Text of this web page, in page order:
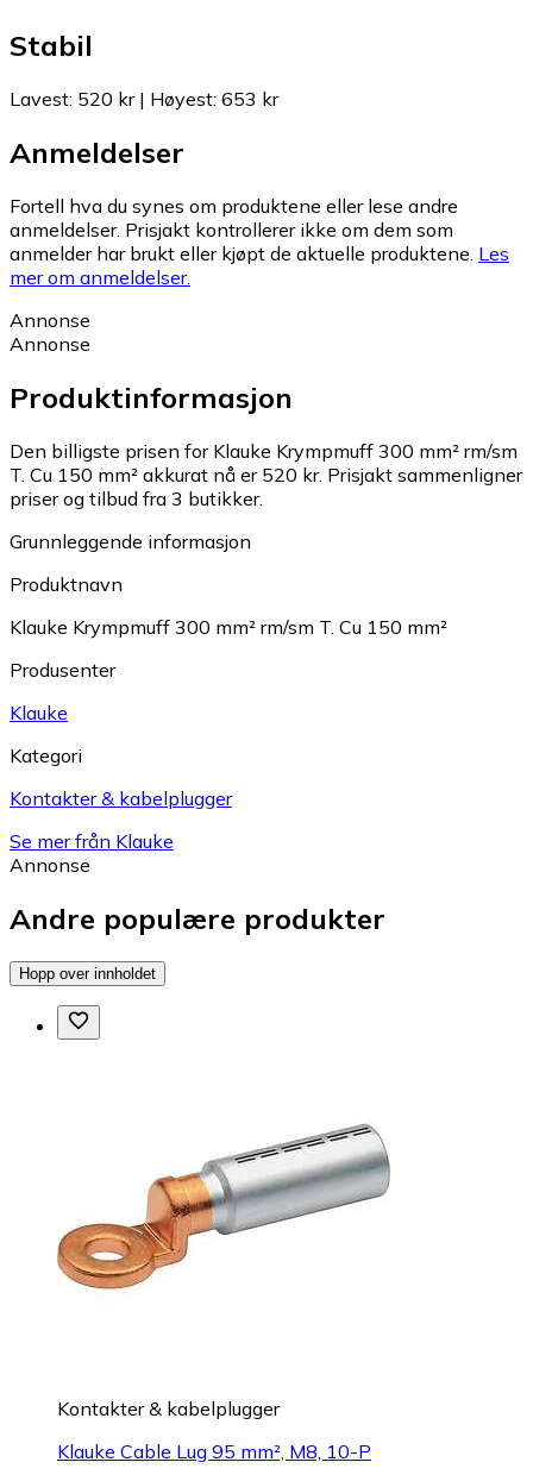
Stabil
Lavest: 520 kr| Høyest: 653 kr
Anmeldelser
Fortell hva du synes om produktene eller lese andre
anmeldelser. Prisjakt kontrollerer ikke om dem som
anmelder har brukt eller kjøpt de aktuelle produktene. Les
mer om anmeldelser.
Annonse
Annonse
Produktinformasjon
Den billigste prisen for Klauke Krympmuff 300 mm² rm/sm
T. Cu 150 mm² akkurat nå er 520 kr. Prisjakt sammenligner
priser og tilbud fra 3 butikker.
Grunnleggende informasjon
Produktnavn
Klauke Krympmuff 300 mm² rm/sm T. Cu 150 mm²
Produsenter
Klauke
Kategori
Kontakter & kabelplugger
Se mer från Klauke
Annonse
Andre populære produkter
Hopp over innholdet
Kontakter & kabelplugger
Klauke Cable Lug 95 mm², M8, 10-P